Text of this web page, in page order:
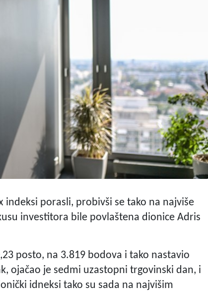
indeksi porasli, probivši se tako na najviše
investitora bile povlaštena dionice Adris
posto, na 3.819 bodova i tako nastavio
ojačao je sedmi uzastopni trgovinski dan, i
idneksi tako su sada na najvišim